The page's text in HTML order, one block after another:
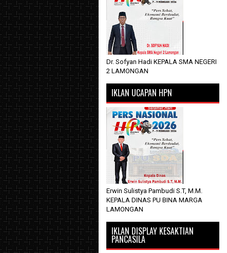
Dr. Sofyan Hadi KEPALA SMA NEGERI
2 LAMONGAN
IKLAN UCAPAN HPN
Erwin Sulistya Pambudi S.T, M.M.
KEPALA DINAS PU BINA MARGA
LAMONGAN
IKLAN DISPLAY KESAKTIAN
PANCASILA